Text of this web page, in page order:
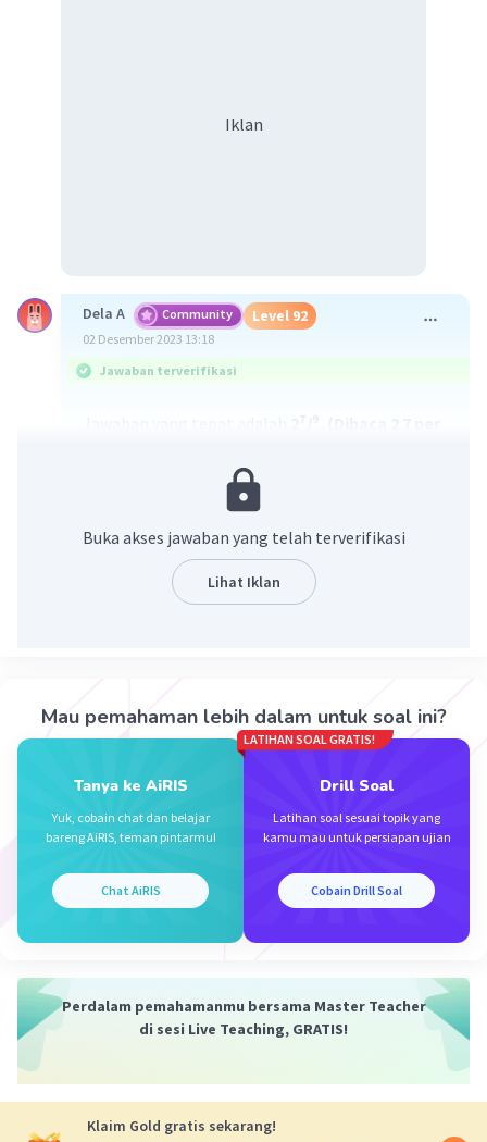
Iklan
Dela A Community Level 92
02 Desember 2023 13:18
Jawaban terverifikasi
Penjelasan ada di gambar yaa
Beri Rating Balas
Buka akses jawaban yang telah terverifikasi
Lihat Iklan
Mau pemahaman lebih dalam untuk soal ini?
Tanya ke AiRIS
Yuk, cobain chat dan belajar
bareng AiRIS, teman pintarmu!
Chat AiRIS
LATIHAN SOAL GRATIS!
Drill Soal
Latihan soal sesuai topik yang
kamu mau untuk persiapan ujian
Cobain Drill Soal
Perdalam pemahamanmu bersama Master Teacher
di sesi Live Teaching, GRATIS!
Klaim Gold gratis sekarang!